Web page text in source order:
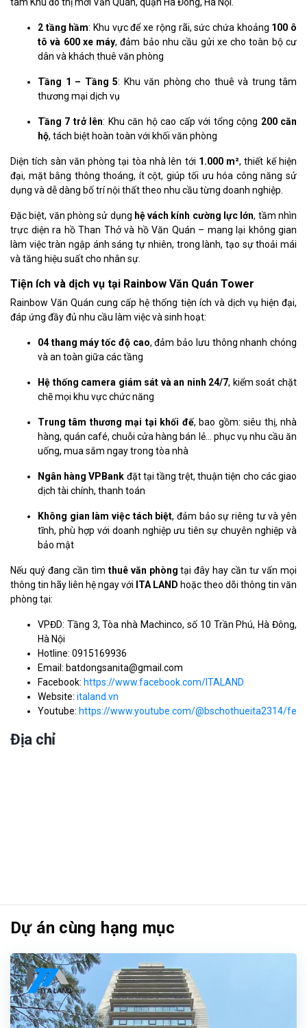
2 tầng hầm: Khu vực để xe rộng rãi, sức chứa khoảng 100 ô
tô và 600 xe máy, đảm bảo nhu cầu gửi xe cho toàn bộ cư
dân và khách thuê văn phòng
Tầng 1 – Tầng 5: Khu văn phòng cho thuê và trung tâm
thương mại dịch vụ
Tầng 7 trở lên: Khu căn hộ cao cấp với tổng cộng 200 căn
hộ, tách biệt hoàn toàn với khối văn phòng
Diện tích sàn văn phòng tại tòa nhà lên tới 1.000 m², thiết kế hiện
đại, mặt bằng thông thoáng, ít cột, giúp tối ưu hóa công năng sử
dụng và dễ dàng bố trí nội thất theo nhu cầu từng doanh nghiệp.
Đặc biệt, văn phòng sử dụng hệ vách kính cường lực lớn, tầm nhìn
trực diện ra hồ Than Thở và hồ Văn Quán – mang lại không gian
làm việc tràn ngập ánh sáng tự nhiên, trong lành, tạo sự thoải mái
và tăng hiệu suất cho nhân sự.
Tiện ích và dịch vụ tại Rainbow Văn Quán Tower
Rainbow Văn Quán cung cấp hệ thống tiện ích và dịch vụ hiện đại,
đáp ứng đầy đủ nhu cầu làm việc và sinh hoạt:
04 thang máy tốc độ cao, đảm bảo lưu thông nhanh chóng
và an toàn giữa các tầng
Hệ thống camera giám sát và an ninh 24/7, kiểm soát chặt
chẽ mọi khu vực chức năng
Trung tâm thương mại tại khối đế, bao gồm: siêu thị, nhà
hàng, quán café, chuỗi cửa hàng bán lẻ… phục vụ nhu cầu ăn
uống, mua sắm ngay trong tòa nhà
Ngân hàng VPBank đặt tại tầng trệt, thuận tiện cho các giao
dịch tài chính, thanh toán
Không gian làm việc tách biệt, đảm bảo sự riêng tư và yên
tĩnh, phù hợp với doanh nghiệp ưu tiên sự chuyên nghiệp và
bảo mật
Nếu quý đang cần tìm thuê văn phòng tại đây hay cần tư vấn mọi
thông tin hãy liên hệ ngay với ITA LAND hoặc theo dõi thông tin văn
phòng tại:
VPĐD: Tầng 3, Tòa nhà Machinco, số 10 Trần Phú, Hà Đông,
Hà Nội
Hotline: 0915169936
Email: batdongsanita@gmail.com
Facebook: https://www.facebook.com/ITALAND
Website: italand.vn
Youtube: https://www.youtube.com/@bschothueita2314/
Địa chỉ
Dự án cùng hạng mục